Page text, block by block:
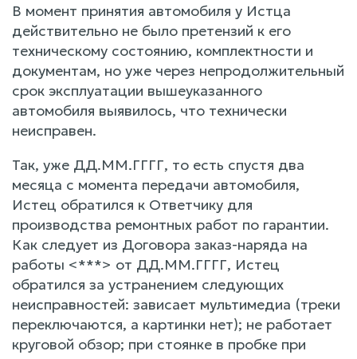
В момент принятия автомобиля у Истца
действительно не было претензий к его
техническому состоянию, комплектности и
документам, но уже через непродолжительный
срок эксплуатации вышеуказанного
автомобиля выявилось, что технически
неисправен.
Так, уже ДД.ММ.ГГГГ, то есть спустя два
месяца с момента передачи автомобиля,
Истец обратился к Ответчику для
производства ремонтных работ по гарантии.
Как следует из Договора заказ-наряда на
работы <***> от ДД.ММ.ГГГГ, Истец
обратился за устранением следующих
неисправностей: зависает мультимедиа (треки
переключаются, а картинки нет); не работает
круговой обзор; при стоянке в пробке при